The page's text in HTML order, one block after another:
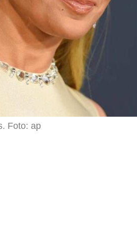
Foto: ap